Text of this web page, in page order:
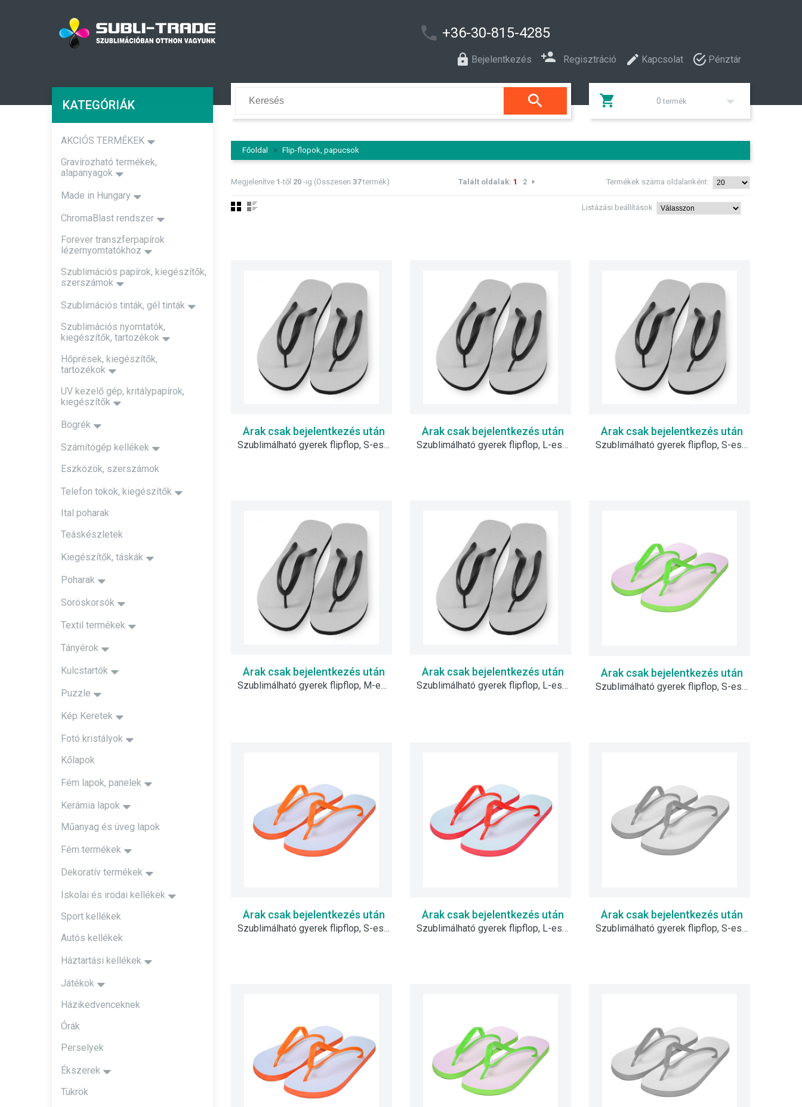
+36-30-815-4285
Bejelentkezés Regisztráció Kapcsolat Pénztár
 0 termék
Főoldal > Flip-flopok, papucsok
Megjelenítve 1-től 20 -ig (Összesen 37termék) Termékek száma oldalanként:
Talált oldalak: 1 2
Listázási beállítások
Árak csak bejelentkezés után
Szublimálható gyerek flipflop, S-es - fekete
Árak csak bejelentkezés után
Szublimálható gyerek flipflop, L-es - fekete
Árak csak bejelentkezés után
Szublimálható gyerek flipflop, S-es - fekete
Árak csak bejelentkezés után
Szublimálható gyerek flipflop, M-es - fekete
Árak csak bejelentkezés után
Szublimálható gyerek flipflop, L-es - fekete
Árak csak bejelentkezés után
Szublimálható gyerek flipflop, S-es - zöld
Árak csak bejelentkezés után
Szublimálható gyerek flipflop, S-es - narancssárga
Árak csak bejelentkezés után
Szublimálható gyerek flipflop, L-es - piros
Árak csak bejelentkezés után
Szublimálható gyerek flipflop, S-es - szürke
KATEGÓRIÁK
AKCIÓS TERMÉKEK
Gravírozható termékek,
alapanyagok
Made in Hungary
ChromaBlast rendszer
Forever transzferpapírok
lézernyomtatókhoz
Szublimációs papírok, kiegészítők,
szerszámok
Szublimációs tinták, gél tinták
Szublimációs nyomtatók,
kiegészítők, tartozékok
Hőprések, kiegészítők,
tartozékok
UV kezelő gép, kritálypapírok,
kiegészítők
Bögrék
Számítógép kellékek
Eszközök, szerszámok
Telefon tokok, kiegészítők
Ital poharak
Teáskészletek
Kiegészítők, táskák
Poharak
Söröskorsók
Textil termékek
Tányérok
Kulcstartók
Puzzle
Kép Keretek
Fotó kristályok
Kőlapok
Fém lapok, panelek
Kerámia lapok
Műanyag és üveg lapok
Fém termékek
Dekoratív termékek
Iskolai és irodai kellékek
Sport kellékek
Autós kellékek
Háztartási kellékek
Játékok
Házikedvenceknek
Órák
Perselyek
Ékszerek
Tükrök